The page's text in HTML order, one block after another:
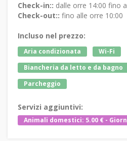
Check-in:: dalle orre 14:00 fino
Check-out:: fino alle orre 10:00
Incluso nel prezzo:
Aria condizionata
Wi-Fi
Biancheria da letto e da bagno
Parcheggio
Servizi aggiuntivi:
Animali domestici: 5.00 € -